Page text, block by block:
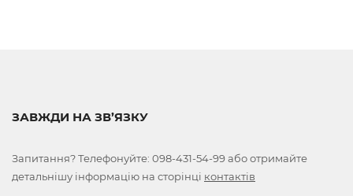
ЗАВЖДИ НА ЗВ’ЯЗКУ
Запитання? Телефонуйте: 098-431-54-99або отримайте
детальнішу інформацію на сторінці контактів